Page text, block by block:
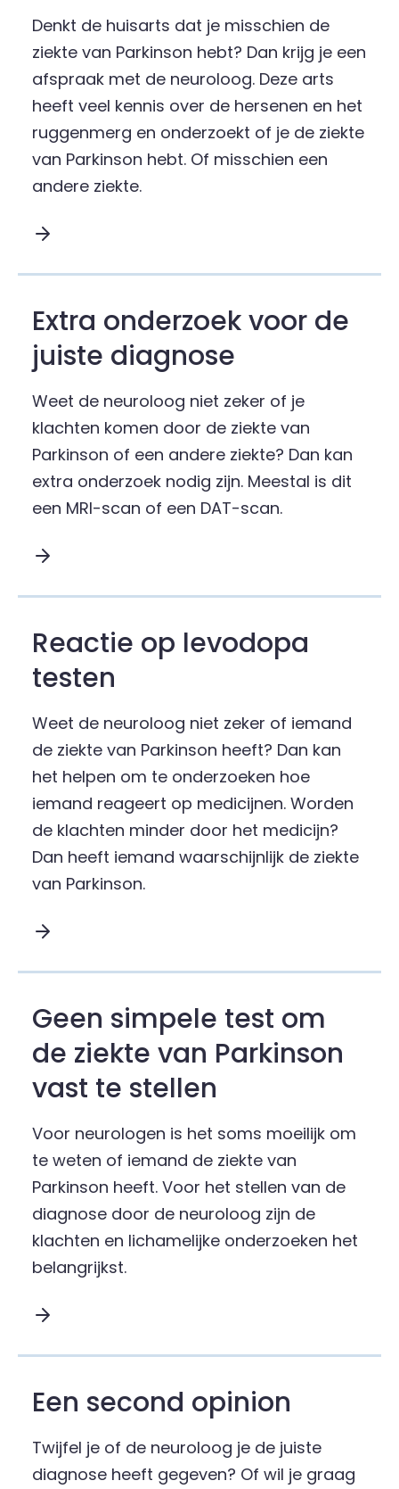
Denkt de huisarts dat je misschien de
ziekte van Parkinson hebt? Dan krijg je een
afspraak met de neuroloog. Deze arts
heeft veel kennis over de hersenen en het
ruggenmerg en onderzoekt of je de ziekte
van Parkinson hebt. Of misschien een
andere ziekte.
Extra onderzoek voor de
juiste diagnose
Weet de neuroloog niet zeker of je
klachten komen door de ziekte van
Parkinson of een andere ziekte? Dan kan
extra onderzoek nodig zijn. Meestal is dit
een MRI-scan of een DAT-scan.
Reactie op levodopa
testen
Weet de neuroloog niet zeker of iemand
de ziekte van Parkinson heeft? Dan kan
het helpen om te onderzoeken hoe
iemand reageert op medicijnen. Worden
de klachten minder door het medicijn?
Dan heeft iemand waarschijnlijk de ziekte
van Parkinson.
Geen simpele test om
de ziekte van Parkinson
vast te stellen
Voor neurologen is het soms moeilijk om
te weten of iemand de ziekte van
Parkinson heeft. Voor het stellen van de
diagnose door de neuroloog zijn de
klachten en lichamelijke onderzoeken het
belangrijkst.
Een second opinion
Twijfel je of de neuroloog je de juiste
diagnose heeft gegeven? Of wil je graag